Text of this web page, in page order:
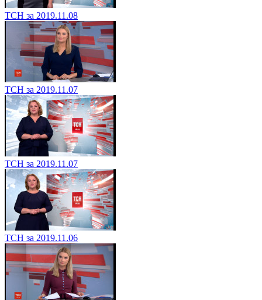
ТСН за 2019.11.08
ТСН за 2019.11.07
ТСН за 2019.11.07
ТСН за 2019.11.06